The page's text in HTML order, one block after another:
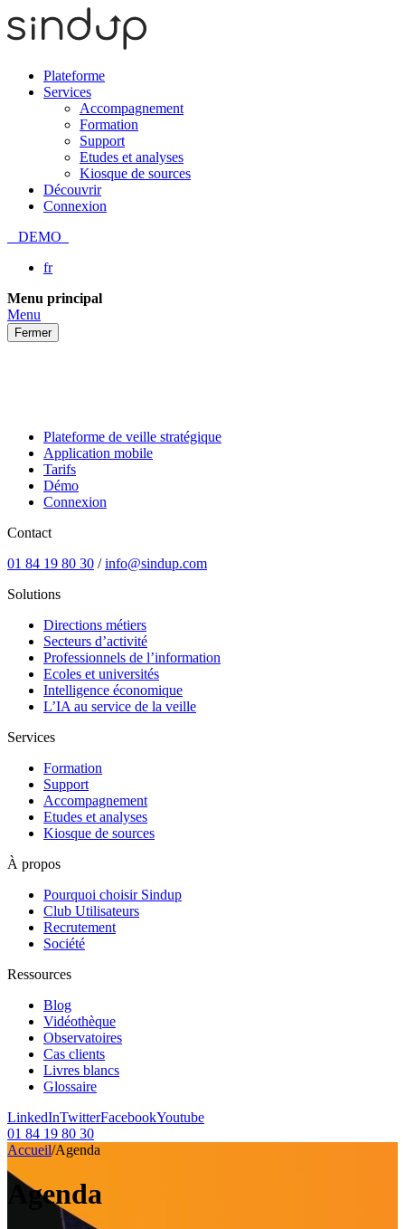
Plateforme
Services
Accompagnement
Formation
Support
Etudes et analyses
Kiosque de sources
Découvrir
Connexion
DEMO
fr
Passer
au
contenu
Menu principal
Menu
Fermer
Plateforme de veille stratégique
Application mobile
Tarifs
Démo
Connexion
Contact
01 84 19 80 30 /info@sindup.com
Solutions
Directions métiers
Secteurs d’activité
Professionnels de l’information
Ecoles et universités
Intelligence économique
L’IA au service de la veille
Services
Formation
Support
Accompagnement
Etudes et analyses
Kiosque de sources
À propos
Pourquoi choisir Sindup
Club Utilisateurs
Recrutement
Société
Ressources
Blog
Vidéothèque
Observatoires
Cas clients
Livres blancs
Glossaire
LinkedInTwitterFacebookYoutube
01 84 19 80 30
Accueil/Agenda
Agenda